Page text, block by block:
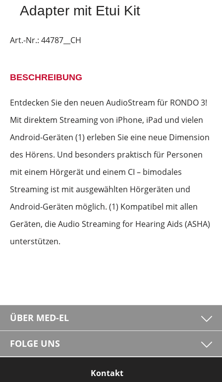
Adapter mit Etui Kit
Art.-Nr.: 44787__CH
BESCHREIBUNG
Entdecken Sie den neuen AudioStream für RONDO 3!
Mit direktem Streaming von iPhone, iPad und vielen
Android-Geräten (1) erleben Sie eine neue Dimension
des Hörens. Und besonders praktisch für Personen
mit einem Hörgerät und einem CI – bimodales
Streaming ist mit ausgewählten Hörgeräten und
Android-Geräten möglich. (1) Kompatibel mit allen
Geräten, die Audio Streaming for Hearing Aids (ASHA)
unterstützen.
ÜBER MED-EL
FOLGE UNS
Kontakt